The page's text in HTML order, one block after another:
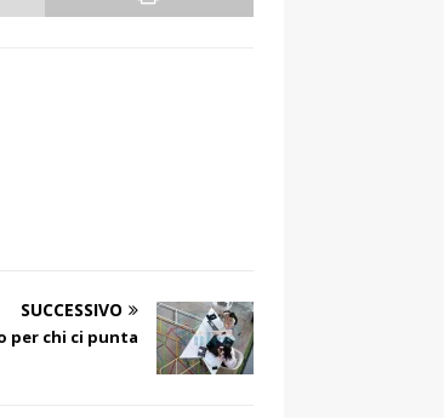
SUCCESSIVO
per chi ci punta